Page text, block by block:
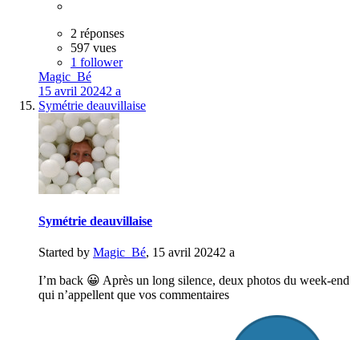
2 réponses
597 vues
1 follower
Magic_Bé
15 avril 20242 a
Symétrie deauvillaise
Symétrie deauvillaise
Started by Magic_Bé, 15 avril 20242 a
I’m back 😀 Après un long silence, deux photos du week-end
qui n’appellent que vos commentaires